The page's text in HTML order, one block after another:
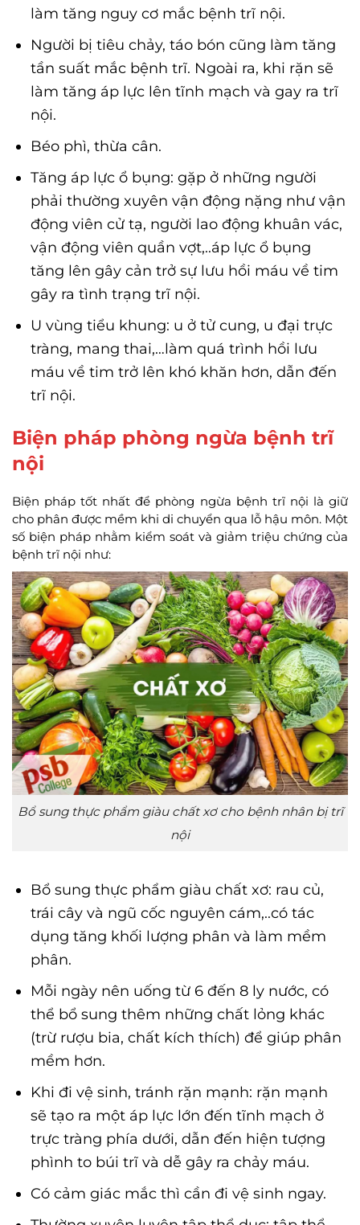
làm tăng nguy cơ mắc bệnh trĩ nội.
Người bị tiêu chảy, táo bón cũng làm tăng
tần suất mắc bệnh trĩ. Ngoài ra, khi rặn sẽ
làm tăng áp lực lên tĩnh mạch và gay ra trĩ
nội.
Béo phì, thừa cân.
Tăng áp lực ổ bụng: gặp ở những người
phải thường xuyên vận động nặng như vận
động viên cử tạ, người lao động khuân vác,
vận động viên quần vợt,..áp lực ổ bụng
tăng lên gây cản trở sự lưu hồi máu về tim
gây ra tình trạng trĩ nội.
U vùng tiểu khung: u ở tử cung, u đại trực
tràng, mang thai,…làm quá trình hồi lưu
máu về tim trở lên khó khăn hơn, dẫn đến
trĩ nội.
Biện pháp phòng ngừa bệnh trĩ
nội
Biện pháp tốt nhất để phòng ngừa bệnh trĩ nội là giữ
cho phân được mềm khi di chuyển qua lỗ hậu môn. Một
số biện pháp nhằm kiểm soát và giảm triệu chứng của
bệnh trĩ nội như:
Bổ sung thực phẩm giàu chất xơ cho bệnh nhân bị trĩ
nội
Bổ sung thực phẩm giàu chất xơ: rau củ,
trái cây và ngũ cốc nguyên cám,..có tác
dụng tăng khối lượng phân và làm mềm
phân.
Mỗi ngày nên uống từ 6 đến 8 ly nước, có
thể bổ sung thêm những chất lỏng khác
(trừ rượu bia, chất kích thích) để giúp phân
mềm hơn.
Khi đi vệ sinh, tránh rặn mạnh: rặn mạnh
sẽ tạo ra một áp lực lớn đến tĩnh mạch ở
trực tràng phía dưới, dẫn đến hiện tượng
phình to búi trĩ và dễ gây ra chảy máu.
Có cảm giác mắc thì cần đi vệ sinh ngay.